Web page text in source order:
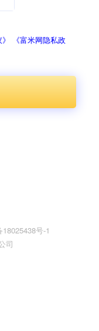
《富米网隐私政
号-1
司